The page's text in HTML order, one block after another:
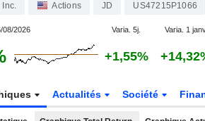
Inc. Actions JD US47215P1066
08/2026 Varia. 5j. Varia. 1
+1,55%
Actualités Société